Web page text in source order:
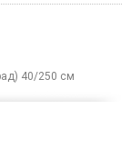
40/250 см